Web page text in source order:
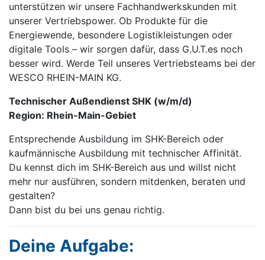
unterstützen wir unsere Fachhand­werkskunden mit
unserer Vertriebspower. Ob Produkte für die
Energiewende, besondere Logistikleistungen oder
digitale Tools – wir sorgen dafür, dass G.U.T.es noch
besser wird. Werde Teil unseres Vertriebsteams bei der
WESCO RHEIN-MAIN KG.
Technischer Außendienst SHK (w/m/d)
Region: Rhein-Main-Gebiet
Entsprechende Ausbildung im SHK-Bereich oder
kaufmännische Ausbildung mit technischer Affinität.
Du kennst dich im SHK-Bereich aus und willst nicht
mehr nur ausführen, sondern mitdenken, beraten und
gestalten?
Dann bist du bei uns genau richtig.
Deine Aufgabe: